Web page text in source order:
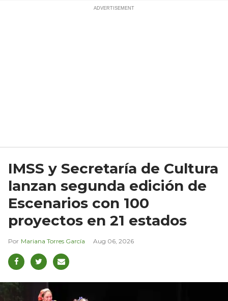
IMSS y Secretaría de Cultura
lanzan segunda edición de
Escenarios con 100
proyectos en 21 estados
Mariana Torres García Aug 06, 2026